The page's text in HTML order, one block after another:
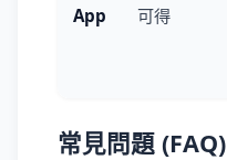
App
可得
常見問題 (FAQ)